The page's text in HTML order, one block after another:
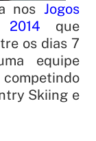
nos Jogos
que
os dias 7
equipe
Skiing e